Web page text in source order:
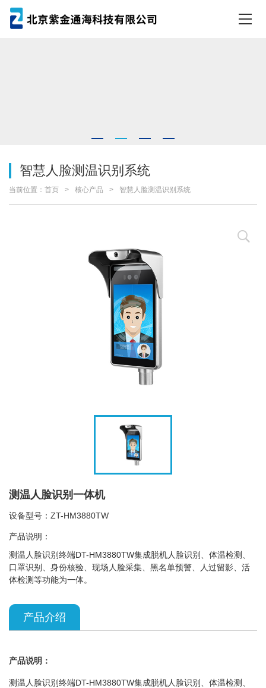
智慧人脸测温识别系统
当前位置： 首页 核心产品 智慧人脸测温识别系统
测温人脸识别一体机
设备型号：ZT-HM3880TW
产品说明：
测温人脸识别终端DT-HM3880TW集成脱机人脸识别、体温检测、
口罩识别、身份核验、现场人脸采集、黑名单预警、人过留影、活
体检测等功能为一体。
产品介绍
产品说明：
测温人脸识别终端DT-HM3880TW集成脱机人脸识别、体温检测、